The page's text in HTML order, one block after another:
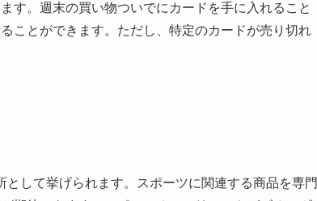
す。週末の買い物ついでにカードを手に入れること
ことができます。ただし、特定のカードが売り切れ
して挙げられます。スポーツに関連する商品を専門